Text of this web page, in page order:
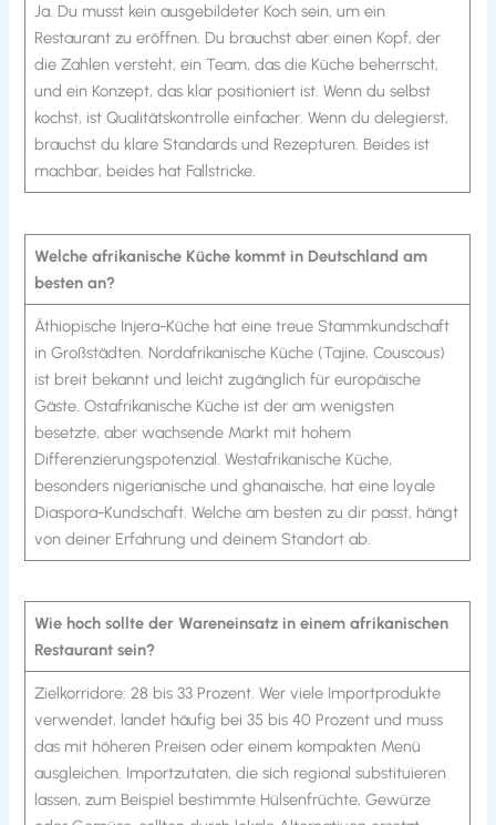
Ja. Du musst kein ausgebildeter Koch sein, um ein
Restaurant zu eröffnen. Du brauchst aber einen Kopf, der
die Zahlen versteht, ein Team, das die Küche beherrscht,
und ein Konzept, das klar positioniert ist. Wenn du selbst
kochst, ist Qualitätskontrolle einfacher. Wenn du delegierst,
brauchst du klare Standards und Rezepturen. Beides ist
machbar, beides hat Fallstricke.
Welche afrikanische Küche kommt in Deutschland am
besten an?
Äthiopische Injera-Küche hat eine treue Stammkundschaft
in Großstädten. Nordafrikanische Küche (Tajine, Couscous)
ist breit bekannt und leicht zugänglich für europäische
Gäste. Ostafrikanische Küche ist der am wenigsten
besetzte, aber wachsende Markt mit hohem
Differenzierungspotenzial. Westafrikanische Küche,
besonders nigerianische und ghanaische, hat eine loyale
Diaspora-Kundschaft. Welche am besten zu dir passt, hängt
von deiner Erfahrung und deinem Standort ab.
Wie hoch sollte der Wareneinsatz in einem afrikanischen
Restaurant sein?
Zielkorridore: 28 bis 33 Prozent. Wer viele Importprodukte
verwendet, landet häufig bei 35 bis 40 Prozent und muss
das mit höheren Preisen oder einem kompakten Menü
ausgleichen. Importzutaten, die sich regional substituieren
lassen, zum Beispiel bestimmte Hülsenfrüchte, Gewürze